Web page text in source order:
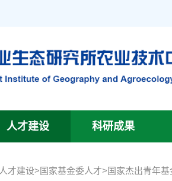
人才建设 科研成果
人才建设>国家基金委人才>国家杰出青年基